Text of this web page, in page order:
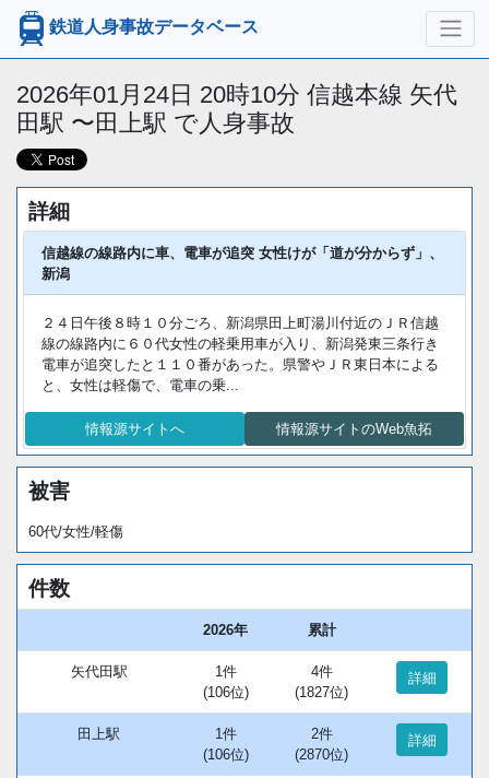
鉄道人身事故データベース
2026年01月24日 20時10分 信越本線 矢代
田駅 〜田上駅 で人身事故
詳細
信越線の線路内に車、電車が追突 女性けが「道が分からず」、
新潟
２４日午後８時１０分ごろ、新潟県田上町湯川付近のＪＲ信越
線の線路内に６０代女性の軽乗用車が入り、新潟発東三条行き
電車が追突したと１１０番があった。県警やＪＲ東日本による
と、女性は軽傷で、電車の乗...
情報源サイトへ 情報源サイトのWeb魚拓
被害
60代/女性/軽傷
件数
2026年 累計
矢代田駅
1件
(106位)
4件
(1827位)
詳細
田上駅
1件
(106位)
2件
(2870位)
詳細